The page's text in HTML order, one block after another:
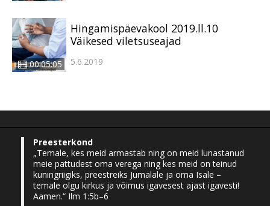
00:05:05
Hingamispäevakool 2019.ll.10
Väikesed viletsuseajad
5.6.2019
Preesterkond
„Temale, kes meid armastab ning on meid lunastanud
meie pattudest oma verega ning kes meid on teinud
kuningriigiks, preestreiks Jumalale ja oma Isale –
temale olgu kirkus ja võimus igavesest ajast igavesti!
Aamen.“ Ilm 1:5b–6